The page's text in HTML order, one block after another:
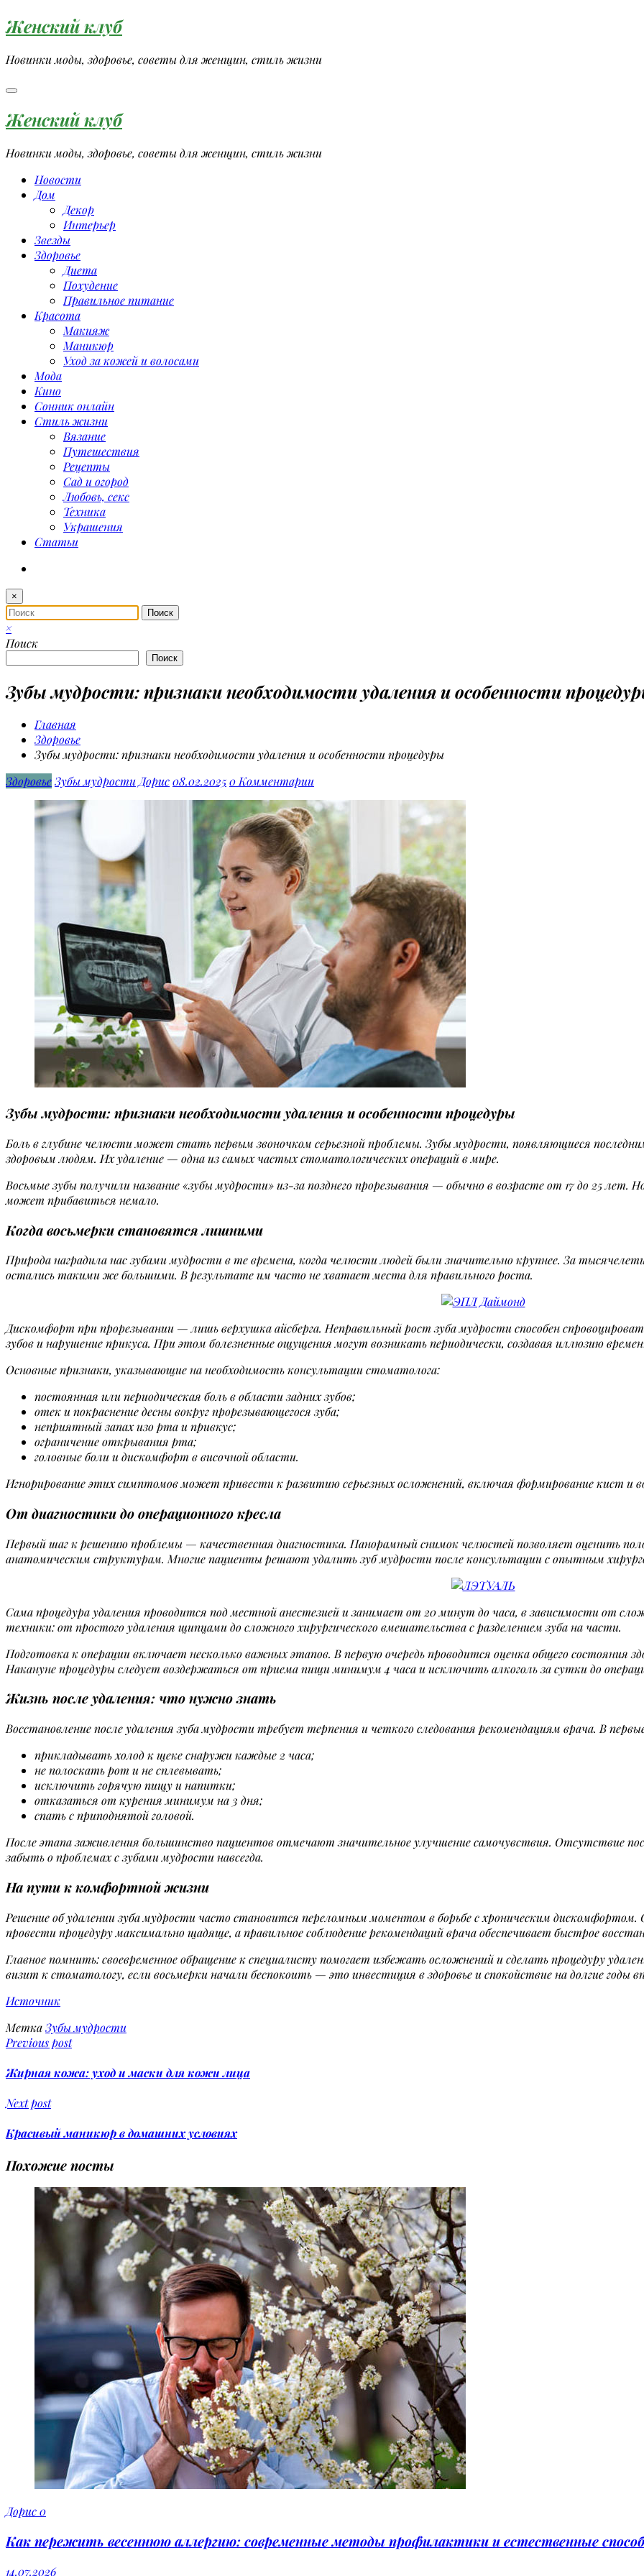
Перейти
к
содержимому
Женский клуб
Новинки моды, здоровье, советы для женщин, стиль жизни
Женский клуб
Новинки моды, здоровье, советы для женщин, стиль жизни
Новости
Дом
Декор
Интерьер
Звезды
Здоровье
Диета
Похудение
Правильное питание
Красота
Макияж
Маникюр
Уход за кожей и волосами
Мода
Кино
Сонник онлайн
Стиль жизни
Вязание
Путешествия
Рецепты
Сад и огород
Любовь, секс
Техника
Украшения
Статьи
×
×
Поиск
Поиск
Зубы мудрости: признаки необходимости удаления и особенности
Главная
Здоровье
Зубы мудрости: признаки необходимости удаления и особенности процедуры
ЗдоровьеЗубы мудростиДорис08.02.20250 Комментарии
Зубы мудрости: признаки необходимости удаления и особенности процедуры
Боль в глубине челюсти может стать первым звоночком серьезной проблемы. Зубы мудрости, появляющиеся
здоровым людям. Их удаление — одна из самых частых стоматологических операций в мире.
Восьмые зубы получили название «зубы мудрости» из-за позднего прорезывания — обычно в возрасте от 17 до 25 лет.
может прибавиться немало.
Когда восьмерки становятся лишними
Природа наградила нас зубами мудрости в те времена, когда челюсти людей были значительно крупнее. За
остались такими же большими. В результате им часто не хватает места для правильного роста.
Дискомфорт при прорезывании — лишь верхушка айсберга. Неправильный рост зуба мудрости способен
зубов и нарушение прикуса. При этом болезненные ощущения могут возникать периодически, создавая иллюзию
Основные признаки, указывающие на необходимость консультации стоматолога:
постоянная или периодическая боль в области задних зубов;
отек и покраснение десны вокруг прорезывающегося зуба;
неприятный запах изо рта и привкус;
ограничение открывания рта;
головные боли и дискомфорт в височной области.
Игнорирование этих симптомов может привести к развитию серьезных осложнений, включая формирование кист и
От диагностики до операционного кресла
Первый шаг к решению проблемы — качественная диагностика. Панорамный снимок челюстей позволяет оценить
анатомическим структурам. Многие пациенты решают удалить зуб мудрости после консультации с опытным
Сама процедура удаления проводится под местной анестезией и занимает от 20 минут до часа, в зависимости от
техники: от простого удаления щипцами до сложного хирургического вмешательства с разделением зуба на части.
Подготовка к операции включает несколько важных этапов. В первую очередь проводится оценка общего состояния
Накануне процедуры следует воздержаться от приема пищи минимум 4 часа и исключить алкоголь за сутки до
Жизнь после удаления: что нужно знать
Восстановление после удаления зуба мудрости требует терпения и четкого следования рекомендациям врача. В
прикладывать холод к щеке снаружи каждые 2 часа;
не полоскать рот и не сплевывать;
исключить горячую пищу и напитки;
отказаться от курения минимум на 3 дня;
спать с приподнятой головой.
После этапа заживления большинство пациентов отмечают значительное улучшение самочувствия. Отсутствие
забыть о проблемах с зубами мудрости навсегда.
На пути к комфортной жизни
Решение об удалении зуба мудрости часто становится переломным моментом в борьбе с хроническим
провести процедуру максимально щадяще, а правильное соблюдение рекомендаций врача обеспечивает быстрое
Главное помнить: своевременное обращение к специалисту помогает избежать осложнений и сделать процедуру
визит к стоматологу, если восьмерки начали беспокоить — это инвестиция в здоровье и спокойствие на долгие годы
Источник
МеткаЗубы мудрости
Previous post
Жирная кожа: уход и маски для кожи лица
Next post
Красивый маникюр в домашних условиях
Похожие посты
Дорис0
Как пережить весеннюю аллергию: современные методы профилактики и естественные
14.07.2026